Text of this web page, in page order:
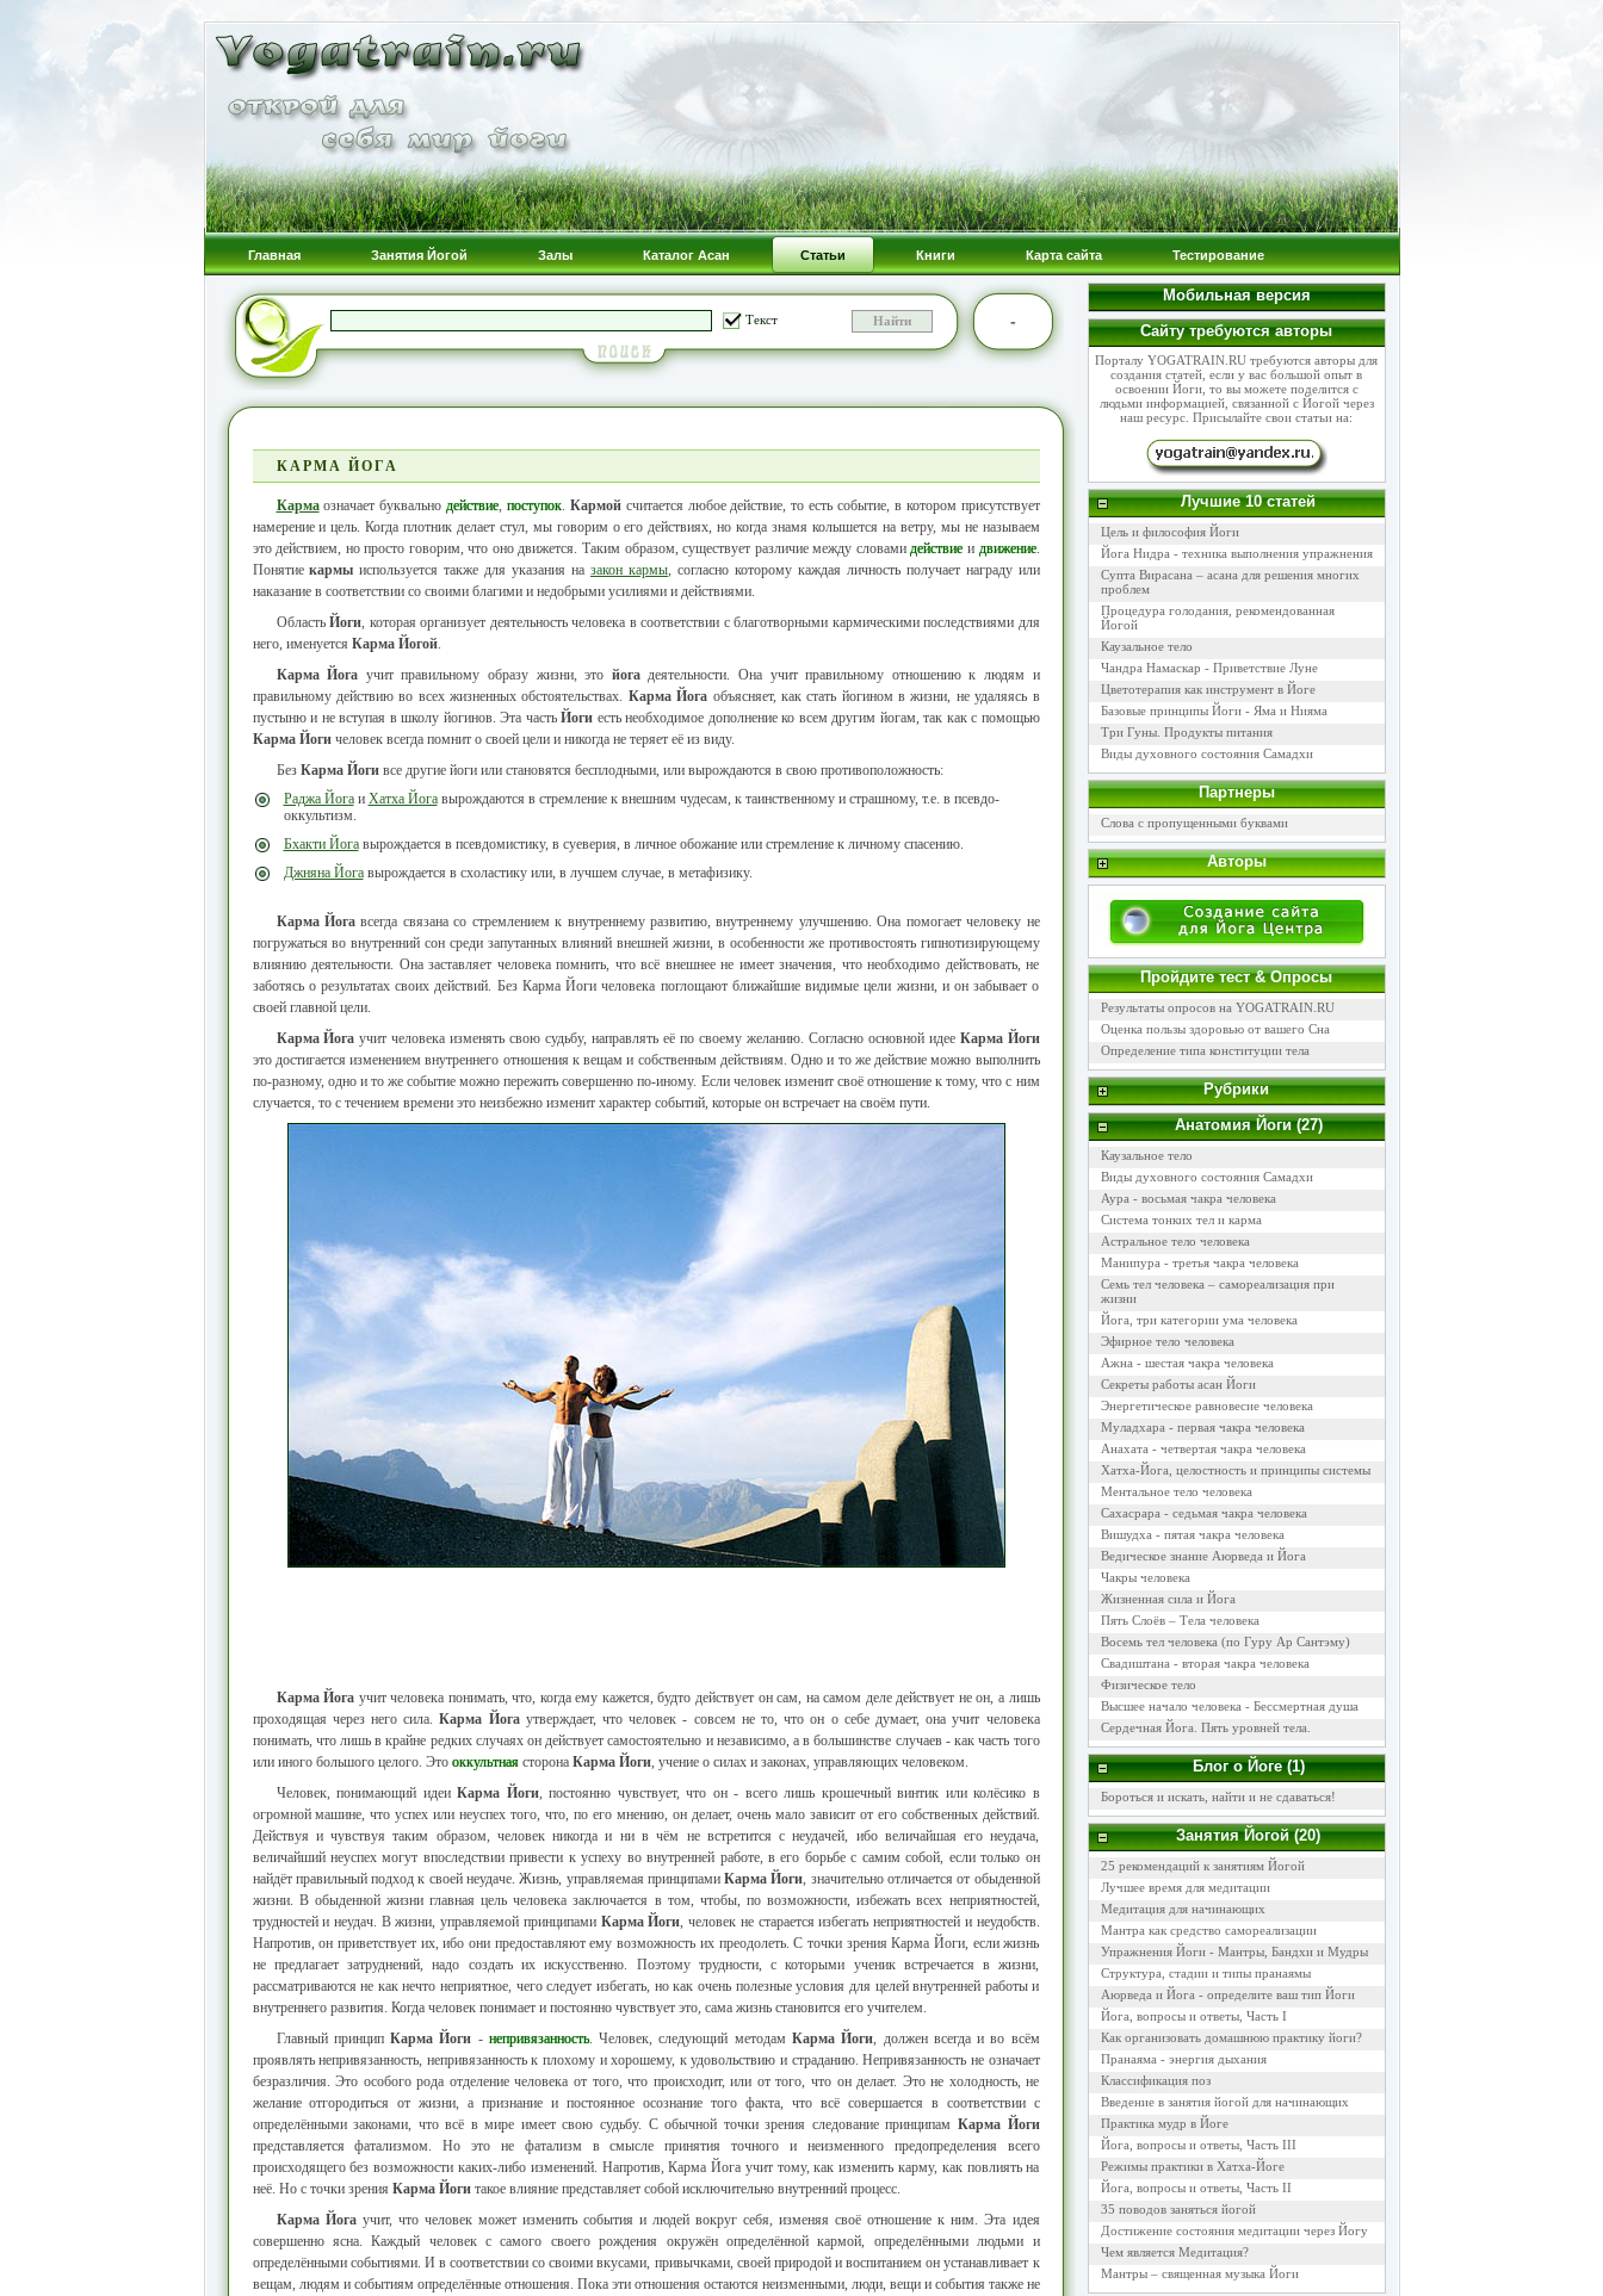
Главная Занятия Йогой Залы Каталог Асан Статьи Книги Карта сайта Тестирование
Текст -
КАРМА ЙОГА
Кармаозначает буквальнодействие, поступок. Кармойсчитается любое действие, то есть событие, в котором присутствует
намерение и цель. Когда плотник делает стул, мы говорим о его действиях, но когда знамя колышется на ветру, мы не называем
это действием, но просто говорим, что оно движется. Таким образом, существует различие между словамидействие и движение.
Понятиекармы используется также для указания назакон кармы, согласно которому каждая личность получает награду или
наказание в соответствии со своими благими и недобрыми усилиями и действиями.
Область Йоги, которая организует деятельность человека в соответствии с благотворными кармическими последствиями для
него, именуется Карма Йогой.
Карма Йога учит правильному образу жизни, это йогадеятельности. Она учит правильному отношению к людям и
правильному действию во всех жизненных обстоятельствах. Карма Йога объясняет, как стать йогином в жизни, не удаляясь в
пустыню и не вступая в школу йогинов. Эта часть Йоги есть необходимое дополнение ко всем другим йогам, так как с помощью
Карма Йогичеловек всегда помнит о своей цели и никогда не теряет её из виду.
Без Карма Йогивсе другие йоги или становятся бесплодными, или вырождаются в свою противоположность:
Раджа Йогаи Хатха Йогавырождаются в стремление к внешним чудесам, к таинственному и страшному, т.е. в псевдо-
оккультизм.
Бхакти Йогавырождается в псевдомистику, в суеверия, в личное обожание или стремление к личному спасению.
Джняна Йогавырождается в схоластику или, в лучшем случае, в метафизику.
Карма Йогавсегда связана со стремлением к внутреннему развитию, внутреннему улучшению. Она помогает человеку не
погружаться во внутренний сон среди запутанных влияний внешней жизни, в особенности же противостоять гипнотизирующему
влиянию деятельности. Она заставляет человека помнить, что всё внешнее не имеет значения, что необходимо действовать, не
заботясь о результатах своих действий. Без Карма Йоги человека поглощают ближайшие видимые цели жизни, и он забывает о
своей главной цели.
Карма Йога учит человека изменять свою судьбу, направлять её по своему желанию. Согласно основной идее Карма Йоги
это достигается изменением внутреннего отношения к вещам и собственным действиям. Одно и то же действие можно выполнить
по-разному, одно и то же событие можно пережить совершенно по-иному. Если человек изменит своё отношение к тому, что с ним
случается, то с течением времени это неизбежно изменит характер событий, которые он встречает на своём пути.
Карма Йога учит человека понимать, что, когда ему кажется, будто действует он сам, на самом деле действует не он, а лишь
проходящая через него сила.Карма Йогаутверждает, что человек - совсем не то, что он о себе думает, она учит человека
понимать, что лишь в крайне редких случаях он действует самостоятельно и независимо, а в большинстве случаев - как часть того
или иного большого целого. Это оккультнаясторона Карма Йоги, учение о силах и законах, управляющих человеком.
Человек, понимающий идеи Карма Йоги, постоянно чувствует, что он - всего лишь крошечный винтик или колёсико в
огромной машине, что успех или неуспех того, что, по его мнению, он делает, очень мало зависит от его собственных действий.
Действуя и чувствуя таким образом, человек никогда и ни в чём не встретится с неудачей, ибо величайшая его неудача,
величайший неуспех могут впоследствии привести к успеху во внутренней работе, в его борьбе с самим собой, если только он
найдёт правильный подход к своей неудаче. Жизнь, управляемая принципамиКарма Йоги, значительно отличается от обыденной
жизни. В обыденной жизни главная цель человека заключается в том, чтобы, по возможности, избежать всех неприятностей,
трудностей и неудач. В жизни, управляемой принципами Карма Йоги, человек не старается избегать неприятностей и неудобств.
Напротив, он приветствует их, ибо они предоставляют ему возможность их преодолеть. С точки зрения Карма Йоги, если жизнь
не предлагает затруднений, надо создать их искусственно. Поэтому трудности, с которыми ученик встречается в жизни,
рассматриваются не как нечто неприятное, чего следует избегать, но как очень полезные условия для целей внутренней работы и
внутреннего развития. Когда человек понимает и постоянно чувствует это, сама жизнь становится его учителем.
Главный принципКарма Йоги - непривязанность. Человек, следующий методам Карма Йоги, должен всегда и во всём
проявлять непривязанность, непривязанность к плохому и хорошему, к удовольствию и страданию. Непривязанность не означает
безразличия. Это особого рода отделение человека от того, что происходит, или от того, что он делает. Это не холодность, не
желание отгородиться от жизни, а признание и постоянное осознание того факта, что всё совершается в соответствии с
определёнными законами, что всё в мире имеет свою судьбу. С обычной точки зрения следование принципам Карма Йоги
представляется фатализмом. Но это не фатализм в смысле принятия точного и неизменного предопределения всего
происходящего без возможности каких-либо изменений. Напротив, Карма Йога учит тому, как изменить карму, как повлиять на
неё. Но с точки зрения Карма Йогитакое влияние представляет собой исключительно внутренний процесс.
Карма Йогаучит, что человек может изменить события и людей вокруг себя, изменяя своё отношение к ним. Эта идея
совершенно ясна. Каждый человек с самого своего рождения окружён определённой кармой, определёнными людьми и
определёнными событиями. И в соответствии со своими вкусами, привычками, своей природой и воспитанием он устанавливает к
вещам, людям и событиям определённые отношения. Пока эти отношения остаются неизменными, люди, вещи и события также не
Мобильная версия
Сайту требуются авторы
Порталу YOGATRAIN.RU требуются авторы для
создания статей, если у вас большой опыт в
освоении Йоги, то вы можете поделится с
людьми информацией, связанной с Йогой через
наш ресурс. Присылайте свои статьи на:
Лучшие 10 статей
Цель и философия Йоги
Йога Нидра - техника выполнения упражнения
Супта Вирасана – асана для решения многих
проблем
Процедура голодания, рекомендованная
Йогой
Каузальное тело
Чандра Намаскар - Приветствие Луне
Цветотерапия как инструмент в Йоге
Базовые принципы Йоги - Яма и Нияма
Три Гуны. Продукты питания
Виды духовного состояния Самадхи
Партнеры
Слова с пропущенными буквами
Авторы
Пройдите тест & Опросы
Результаты опросов на YOGATRAIN.RU
Оценка пользы здоровью от вашего Сна
Определение типа конституции тела
Рубрики
Анатомия Йоги (27)
Каузальное тело
Виды духовного состояния Самадхи
Аура - восьмая чакра человека
Система тонких тел и карма
Астральное тело человека
Манипура - третья чакра человека
Семь тел человека – самореализация при
жизни
Йога, три категории ума человека
Эфирное тело человека
Ажна - шестая чакра человека
Секреты работы асан Йоги
Энергетическое равновесие человека
Муладхара - первая чакра человека
Анахата - четвертая чакра человека
Хатха-Йога, целостность и принципы системы
Ментальное тело человека
Сахасрара - седьмая чакра человека
Вишудха - пятая чакра человека
Ведическое знание Аюрведа и Йога
Чакры человека
Жизненная сила и Йога
Пять Слоёв – Тела человека
Восемь тел человека (по Гуру Ар Сантэму)
Свадиштана - вторая чакра человека
Физическое тело
Высшее начало человека - Бессмертная душа
Сердечная Йога. Пять уровней тела.
Блог о Йоге (1)
Бороться и искать, найти и не сдаваться!
Занятия Йогой (20)
25 рекомендаций к занятиям Йогой
Лучшее время для медитации
Медитация для начинающих
Мантра как средство самореализации
Упражнения Йоги - Мантры, Бандхи и Мудры
Структура, стадии и типы пранаямы
Аюрведа и Йога - определите ваш тип Йоги
Йога, вопросы и ответы, Часть I
Как организовать домашнюю практику йоги?
Пранаяма - энергия дыхания
Классификация поз
Введение в занятия йогой для начинающих
Практика мудр в Йоге
Йога, вопросы и ответы, Часть III
Режимы практики в Хатха-Йоге
Йога, вопросы и ответы, Часть II
35 поводов заняться йогой
Достижение состояния медитации через Йогу
Чем является Медитация?
Мантры – священная музыка Йоги